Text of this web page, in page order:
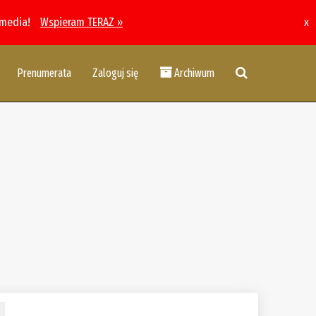
Wspieram TERAZ » x
Prenumerata Zaloguj się Archiwum